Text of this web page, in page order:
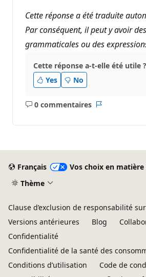
Cette réponse a été traduite
Par conséquent, il peut y avoir
grammaticales ou des
Cette réponse a-t-elle été utile ?
Yes
No
0 commentaires
Aucun
Français
Vos choix en
Thème
Clause d’exclusion de responsabilité sur
Versions antérieures
Blog
Confidentialité
Confidentialité de la santé des
Conditions d’utilisation
Code de